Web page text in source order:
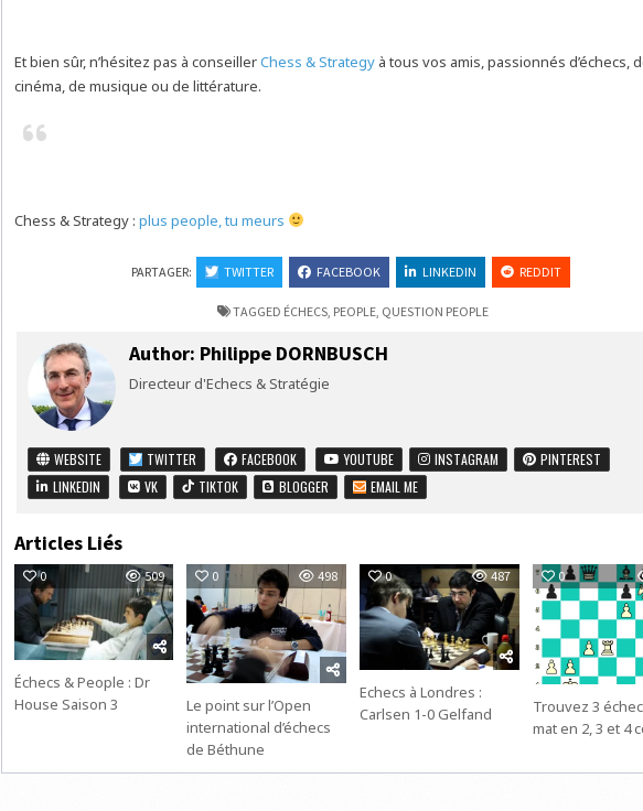
Et bien sûr, n’hésitez pas à conseillerChess & Strategyà tous vos amis, passionnés d’échecs,
cinéma, de musique ou de littérature.
Chess & Strategy : plus people, tu meurs
PARTAGER: TWITTER FACEBOOK LINKEDIN REDDIT
TAGGED ÉCHECS, PEOPLE, QUESTION PEOPLE
Author: Philippe DORNBUSCH
Directeur d'Echecs & Stratégie
WEBSITE TWITTER FACEBOOK YOUTUBE INSTAGRAM
PINTEREST
LINKEDIN
VK TIKTOK BLOGGER EMAIL ME
Articles Liés
0 509
Échecs & People : Dr
House Saison 3
0 498
Le point sur l’Open
international d’échecs
de Béthune
0 487
Echecs à Londres :
Carlsen 1-0 Gelfand
0
Trouvez 3
mat en 2, 3 et 4